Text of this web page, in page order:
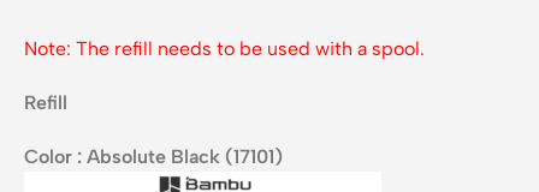
Note: The refill needs to be used with a spool.
Refill
Color : Absolute Black (17101)